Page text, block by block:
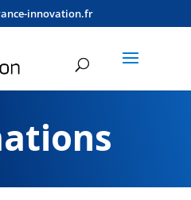
innovation.fr